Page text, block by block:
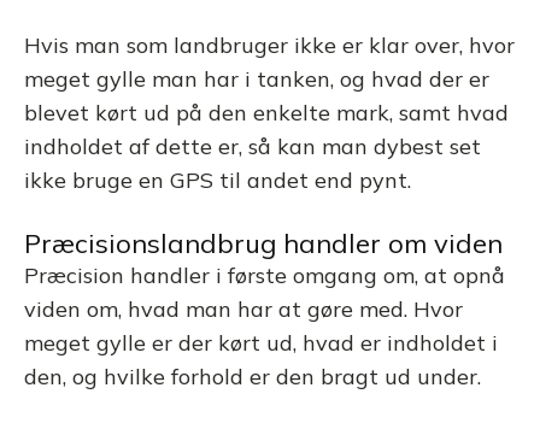
Hvis man som landbruger ikke er klar over, hvor
meget gylle man har i tanken, og hvad der er
blevet kørt ud på den enkelte mark, samt hvad
indholdet af dette er, så kan man dybest set
ikke bruge en GPS til andet end pynt.
Præcisionslandbrug handler om viden
Præcision handler i første omgang om, at opnå
viden om, hvad man har at gøre med. Hvor
meget gylle er der kørt ud, hvad er indholdet i
den, og hvilke forhold er den bragt ud under.